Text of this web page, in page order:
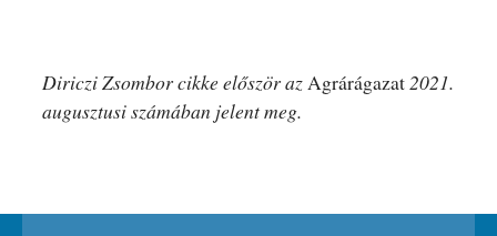
Diriczi Zsombor cikke először azAgrárágazat2021.
augusztusi számában jelent meg.